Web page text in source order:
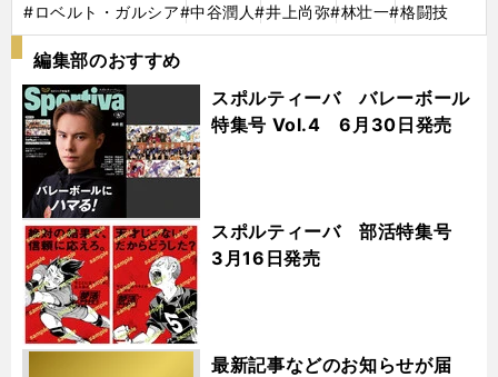
#ロベルト・ガルシア#中谷潤人#井上尚弥#林壮一#格闘技
編集部のおすすめ
スポルティーバ バレーボール
特集号 Vol.4 6月30日発売
スポルティーバ 部活特集号
3月16日発売
最新記事などのお知らせが届